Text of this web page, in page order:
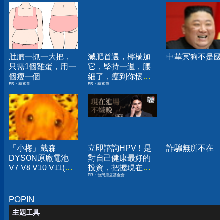
肚腩一抓一大把，
只需1個雞蛋，用一
個瘦一個
PR・新素簡
減肥首選，檸檬加
它，堅持一週，腰
細了，瘦到你懷疑
人生
PR・新素簡
中華冥狗不是
「小梅」戴森
DYSON原廠電池
V7 V8 V10 V11(吸
立即諮詢HPV！是
對自己健康最好的
投資，把握現在不
嫌晚！
PR・台灣癌症基金會
詐騙無所不在
POPIN
主題工具